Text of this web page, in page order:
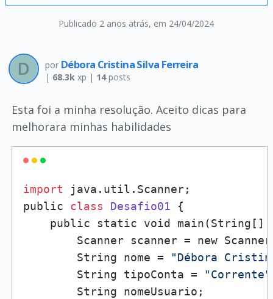
Publicado 2 anos atrás, em 24/04/2024
por Débora Cristina Silva Ferreira
| 68.3kxp | 14posts
Esta foi a minha resolução. Aceito dicas para
melhorara minhas habilidades
import java.util.Scanner;
public class Desafio01 {
public static void main(String[]
Scanner scanner = new
        String nome =
"Débora
        String tipoConta =
"Corrente"
        String nomeUsuario;